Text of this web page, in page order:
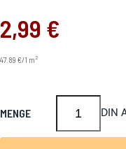
2,99 €
47.89 €/1 m2
MENGE DIN